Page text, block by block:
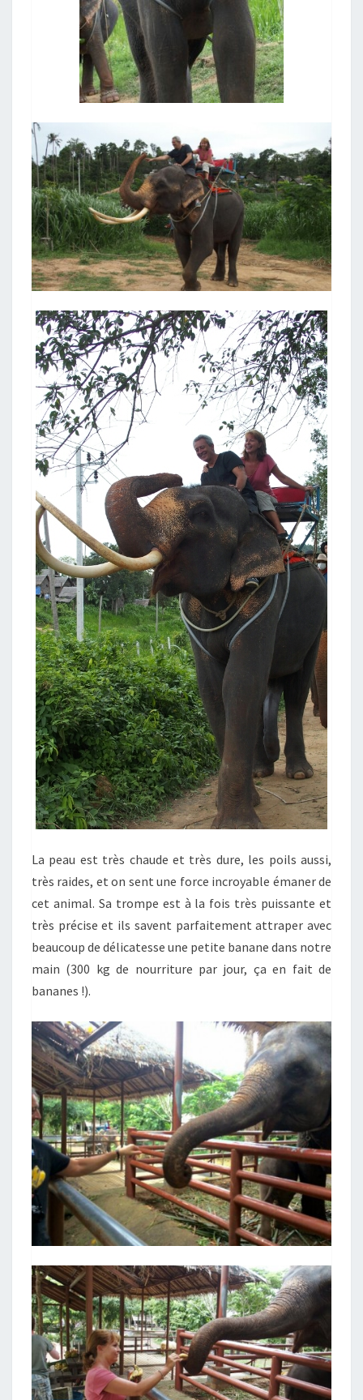
La peau est très chaude et très dure, les poils aussi,
très raides, et on sent une force incroyable émaner de
cet animal. Sa trompe est à la fois très puissante et
très précise et ils savent parfaitement attraper avec
beaucoup de délicatesse une petite banane dans notre
main (300 kg de nourriture par jour, ça en fait de
bananes !).